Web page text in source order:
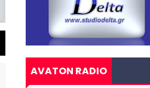
AVATON RADIO